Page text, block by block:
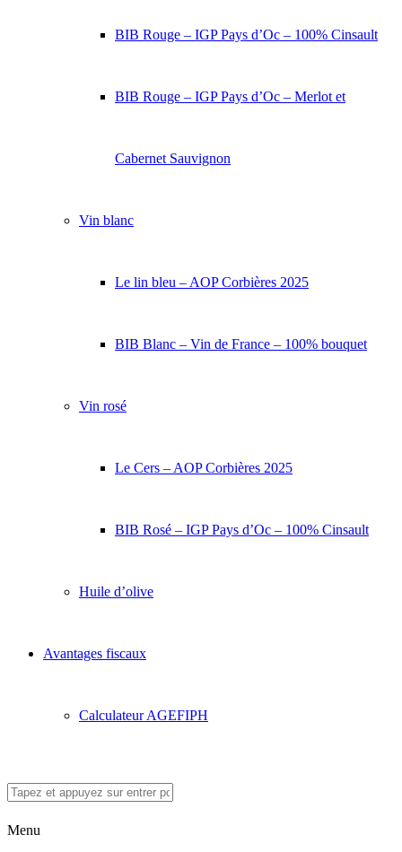
BIB Rouge – IGP Pays d’Oc – 100% Cinsault
BIB Rouge – IGP Pays d’Oc – Merlot et
Cabernet Sauvignon
Vin blanc
Le lin bleu – AOP Corbières 2025
BIB Blanc – Vin de France – 100% bouquet
Vin rosé
Le Cers – AOP Corbières 2025
BIB Rosé – IGP Pays d’Oc – 100% Cinsault
Huile d’olive
Avantages fiscaux
Calculateur AGEFIPH
Menu